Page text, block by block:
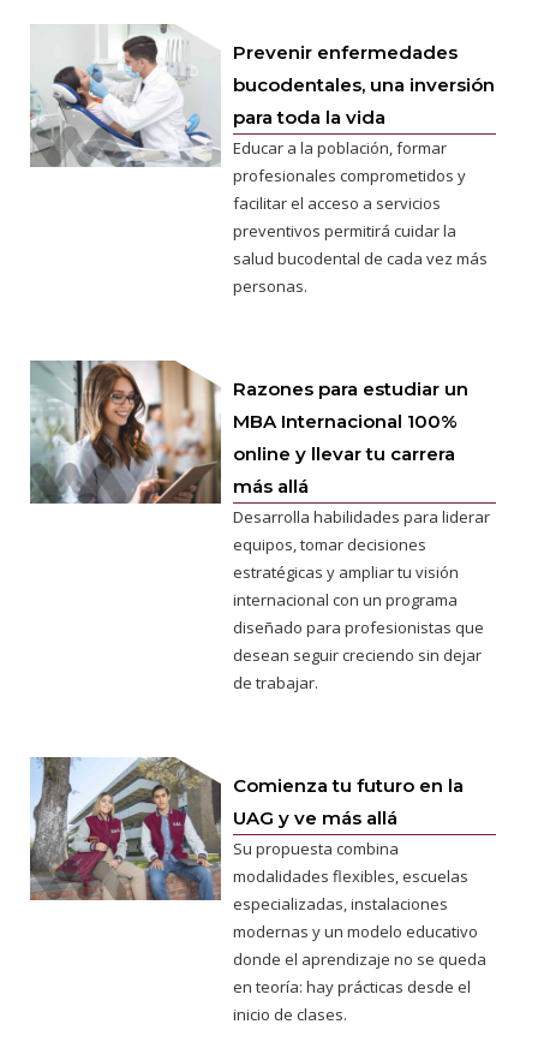
Prevenir enfermedades
bucodentales, una inversión
para toda la vida
Educar a la población, formar
profesionales comprometidos y
facilitar el acceso a servicios
preventivos permitirá cuidar la
salud bucodental de cada vez más
personas.
Razones para estudiar un
MBA Internacional 100%
online y llevar tu carrera
más allá
Desarrolla habilidades para liderar
equipos, tomar decisiones
estratégicas y ampliar tu visión
internacional con un programa
diseñado para profesionistas que
desean seguir creciendo sin dejar
de trabajar.
Comienza tu futuro en la
UAG y ve más allá
Su propuesta combina
modalidades flexibles, escuelas
especializadas, instalaciones
modernas y un modelo educativo
donde el aprendizaje no se queda
en teoría: hay prácticas desde el
inicio de clases.